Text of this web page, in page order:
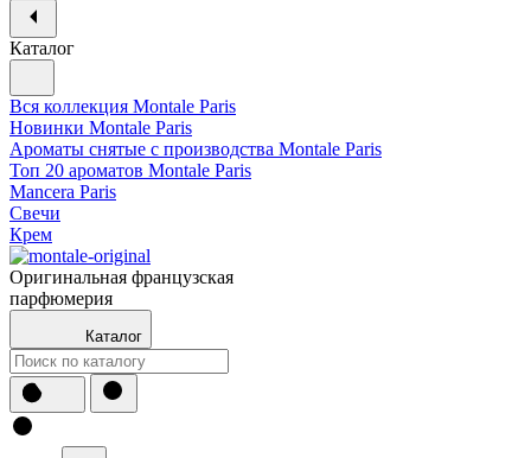
Каталог
Вся коллекция Montale Paris
Новинки Montale Paris
Ароматы cнятые с производства Montale Paris
Топ 20 ароматов Montale Paris
Mancera Paris
Свечи
Крем
Оригинальная французская
парфюмерия
Каталог